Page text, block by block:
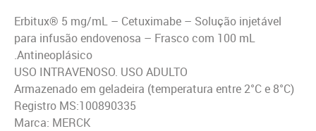
Erbitux® 5 mg/mL – Cetuximabe – Solução injetável
para infusão endovenosa – Frasco com 100 mL
.Antineoplásico
USO INTRAVENOSO. USO ADULTO
Armazenado em geladeira (temperatura entre 2°C e 8°C)
Registro MS:100890335
Marca: MERCK